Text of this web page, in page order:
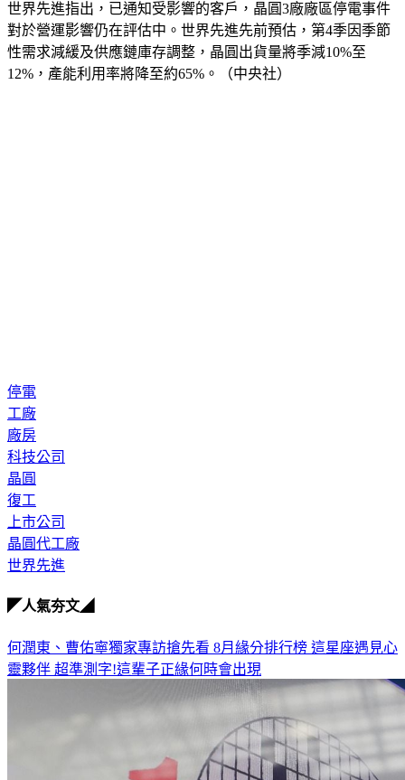
世界先進指出，已通知受影響的客戶，晶圓3廠廠區停電事件
對於營運影響仍在評估中。世界先進先前預估，第4季因季節
性需求減緩及供應鏈庫存調整，晶圓出貨量將季減10%至
12%，產能利用率將降至約65%。（中央社）
停電
工廠
廠房
科技公司
晶圓
復工
上市公司
晶圓代工廠
世界先進
◤人氣夯文◢
何潤東、曹佑寧獨家專訪搶先看 8月緣分排行榜 這星座遇見心
靈夥伴 超準測字!這輩子正緣何時會出現